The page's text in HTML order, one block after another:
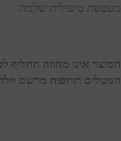
מעטפת טיפולית שלמה.
המוצר אינו מהווה תחליף
הנוטלים תרופות מרשם